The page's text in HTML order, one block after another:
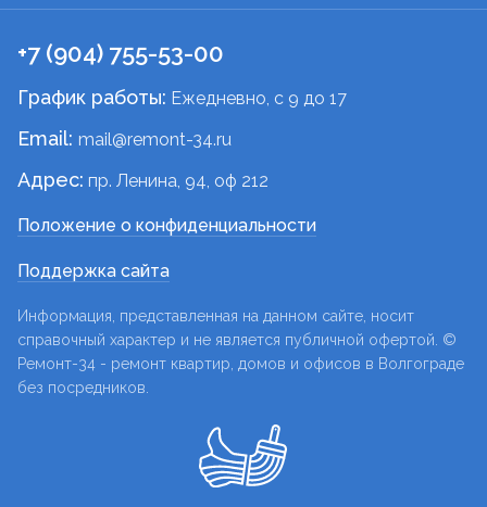
+7 (904) 755-53-00
График работы: Ежедневно, c 9 до 17
Email: mail@remont-34.ru
Адрес: пр. Ленина, 94, оф 212
Положение о конфиденциальности
Поддержка сайта
Информация, представленная на данном сайте, носит
справочный характер и не является публичной офертой. ©
Ремонт-34 - ремонт квартир, домов и офисов в Волгограде
без посредников.